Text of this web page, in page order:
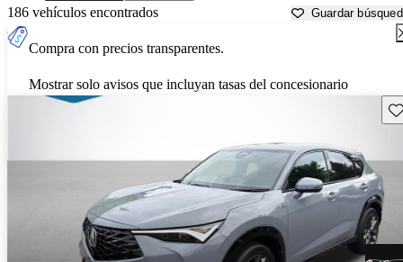
186 vehículos encontrados Guardar
Compra con precios transparentes.
Mostrar solo avisos que incluyan tasas del concesionario